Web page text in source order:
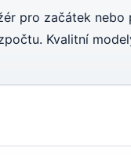
pro začátek
Kvalitní